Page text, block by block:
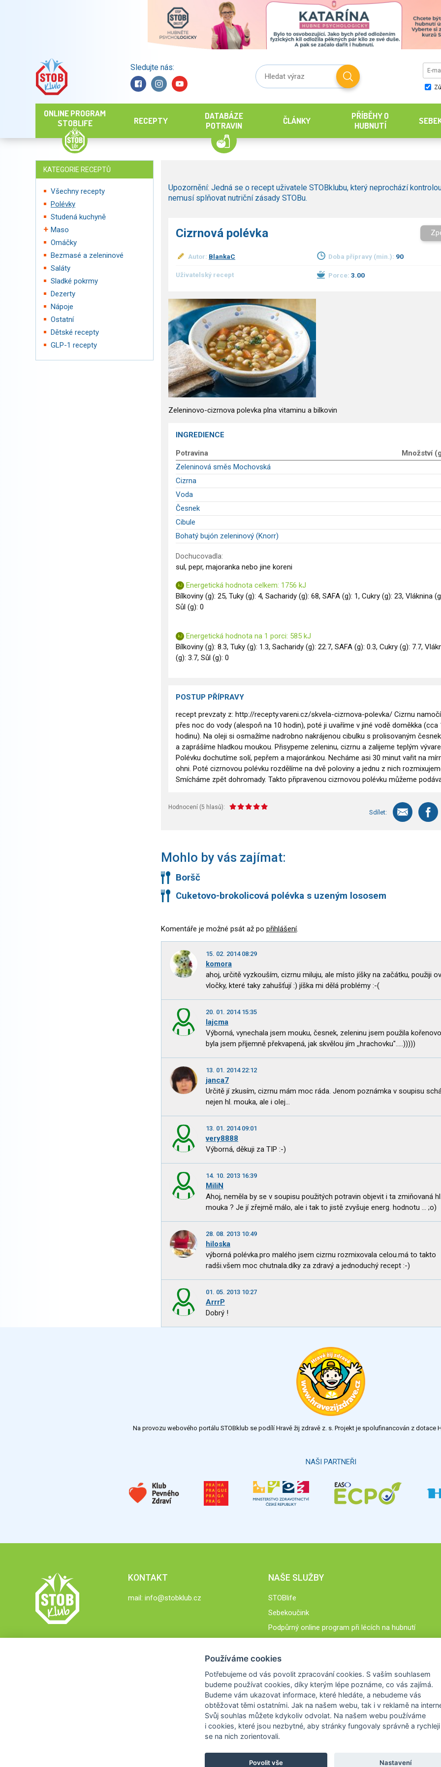
Sledujte nás:
ONLINE PROGRAM
STOBLIFE
RECEPTY
DATABÁZE
POTRAVIN
ČLÁNKY
PŘÍBĚHY O
HUBNUTÍ
KATEGORIE RECEPTŮ
Všechny recepty
Polévky
Studená kuchyně
Maso
Omáčky
Bezmasé a zeleninové
Saláty
Sladké pokrmy
Dezerty
Nápoje
Ostatní
Dětské recepty
GLP-1 recepty
Upozornění: Jedná se o recept uživatele STOBklubu, který neprochází
nemusí splňovat nutriční zásady STOBu.
Cizrnová polévka
Autor: BlankaC Doba přípravy (min.): 90
Uživatelský recept Porce: 3.00
Zeleninovo-cizrnova polevka plna vitaminu a bilkovin
INGREDIENCE
Potravina
Množství
Zeleninová směs Mochovská
Cizrna
Voda
Česnek
Cibule
Bohatý bujón zeleninový (Knorr)
Dochucovadla:
sul, pepr, majoranka nebo jine koreni
Energetická hodnota celkem: 1756 kJ
Bílkoviny (g): 25, Tuky (g): 4, Sacharidy (g): 68, SAFA (g): 1, Cukry (g): 23, Vláknina
Sůl (g): 0
Energetická hodnota na 1 porci: 585 kJ
Bílkoviny (g): 8.3, Tuky (g): 1.3, Sacharidy (g): 22.7, SAFA (g): 0.3, Cukry (g): 7.7,
(g): 3.7, Sůl (g): 0
POSTUP PŘÍPRAVY
recept prevzaty z: http://recepty.vareni.cz/skvela-cizrnova-polevka/ Cizrnu
přes noc do vody (alespoň na 10 hodin), poté ji uvaříme v jiné vodě doměkka (cca
hodinu). Na oleji si osmažíme nadrobno nakrájenou cibulku s prolisovaným
a zaprášíme hladkou moukou. Přisypeme zeleninu, cizrnu a zalijeme teplým
Polévku dochutíme solí, pepřem a majoránkou. Necháme asi 30 minut vařit na
ohni. Poté cizrnovou polévku rozdělíme na dvě poloviny a jednu z nich
Smícháme zpět dohromady. Takto připravenou cizrnovou polévku můžeme
Hodnocení (5 hlasů):
Sdílet:
Mohlo by vás zajímat:
Boršč
Cuketovo-brokolicová polévka s uzeným lososem
Komentáře je možné psát až po přihlášení.
15. 02. 2014 08:29
komora
ahoj, určitě vyzkouším, cizrnu miluju, ale místo jíšky na začátku, použiji
vločky, které taky zahušťují :) jíška mi dělá problémy :-(
20. 01. 2014 15:35
lajcma
Výborná, vynechala jsem mouku, česnek, zeleninu jsem použila
byla jsem příjemně překvapená, jak skvělou jím ,,hrachovku".....)))))
13. 01. 2014 22:12
janca7
Určitě jí zkusím, cizrnu mám moc ráda. Jenom poznámka v soupisu
nejen hl. mouka, ale i olej...
13. 01. 2014 09:01
very8888
Výborná, děkuji za TIP :-)
14. 10. 2013 16:39
MiliN
Ahoj, neměla by se v soupisu použitých potravin objevit i ta zmiňovaná
mouka ? Je jí zřejmě málo, ale i tak to jistě zvyšuje energ. hodnotu ... ;o)
28. 08. 2013 10:49
hiloska
výborná polévka.pro malého jsem cizrnu rozmixovala celou.má to takto
radši.všem moc chutnala.díky za zdravý a jednoduchý recept :-)
01. 05. 2013 10:27
ArrrP
Dobrý !
Na provozu webového portálu STOBklub se podílí Hravě žij zdravě z. s. Projekt je spolufinancován z dotace
NAŠI PARTNEŘI
KONTAKT
mail: info@stobklub.cz
NAŠE SLUŽBY
STOBlife
Sebekoučink
Podpůrný online program při lécích na hubnutí
Používáme cookies
Potřebujeme od vás povolit zpracování cookies. S vaším souhlasem
budeme používat cookies, díky kterým lépe poznáme, co vás zajímá.
Budeme vám ukazovat informace, které hledáte, a nebudeme vás
obtěžovat těmi ostatními. Jak na našem webu, tak i v reklamě na
Svůj souhlas můžete kdykoliv odvolat. Na našem webu používáme
i cookies, které jsou nezbytné, aby stránky fungovaly správně a
se na nich zorientovali.
Povolit vše Nastavení